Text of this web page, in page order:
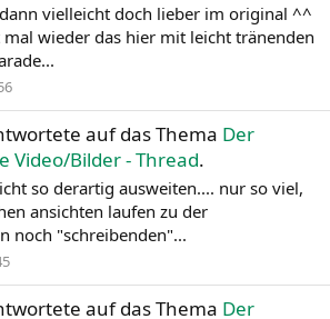
vielleicht doch lieber im original ^^
wieder das hier mit leicht tränenden
auf das Thema Der
Video/Bilder - Thread.
so derartig ausweiten.... nur so viel,
ansichten laufen zu der
noch "schreibenden"...
auf das Thema Der